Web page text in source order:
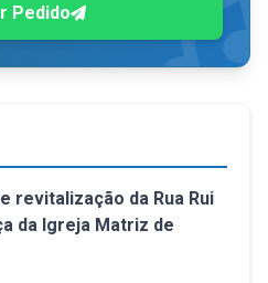
Pedido
revitalização da Rua Rui
da Igreja Matriz de